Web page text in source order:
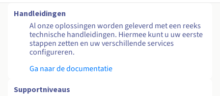
Handleidingen
Al onze oplossingen worden geleverd met een reeks
technische handleidingen. Hiermee kunt u uw eerste
stappen zetten en uw verschillende services
configureren.
Ga naar de documentatie
Supportniveaus